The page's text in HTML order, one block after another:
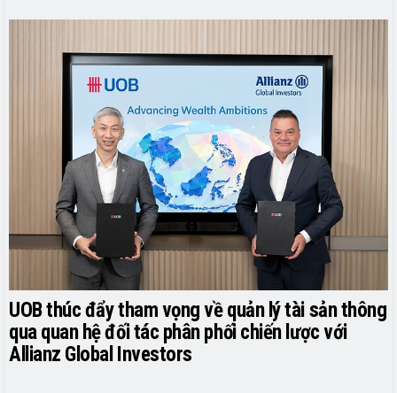
UOB thúc đẩy tham vọng về quản lý tài sản thông
qua quan hệ đối tác phân phối chiến lược với
Allianz Global Investors